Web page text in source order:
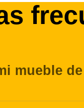
mueble